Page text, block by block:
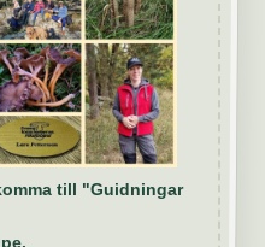
till "Guidningar